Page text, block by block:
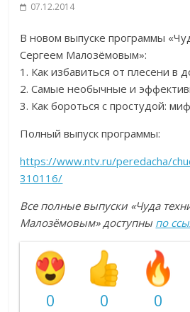
07.12.2014
В новом выпуске программы
Сергеем Малозёмовым»:
1. Как избавиться от плесени в
2. Самые необычные и
3. Как бороться с простудой:
Полный выпуск программы:
https://www.ntv.ru/peredacha/
310116/
Все полные выпуски «Чуда
Малозёмовым» доступны по
0 0 0